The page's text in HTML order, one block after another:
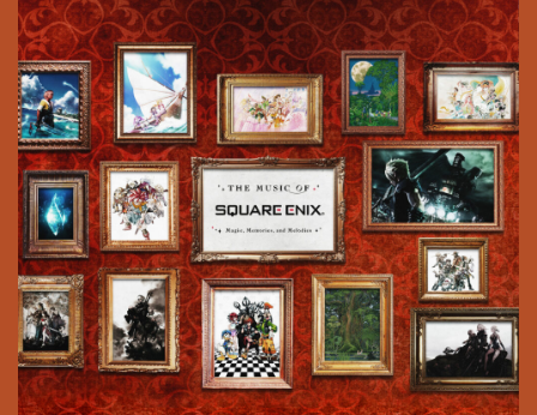
SQUARE ENIX, ce concert invite le public
à revivre les histoires, les émotions et les
aventures qui continuent d’inspirer les
joueurs du monde entier.
Interprétation: Sinfonia Pop Orchestra
La compositrice Yoko Shimomura sera
présente à ce concert. Shimomura a
composé de nombreuses musiques de
jeux vidéo célèbres, y compris des
œuvres pourLegend of Mana, FINAL
FANTASY XVet, surtout, la série
KINGDOM HEARTS.